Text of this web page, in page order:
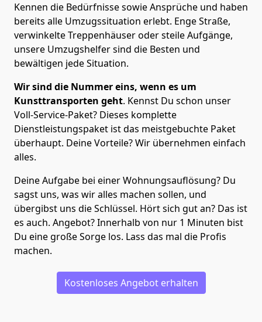
Kennen die Bedürfnisse sowie Ansprüche und haben
bereits alle Umzugssituation erlebt. Enge Straße,
verwinkelte Treppenhäuser oder steile Aufgänge,
unsere Umzugshelfer sind die Besten und
bewältigen jede Situation.
Wir sind die Nummer eins, wenn es um
Kunsttransporten geht. Kennst Du schon unser
Voll-Service-Paket? Dieses komplette
Dienstleistungspaket ist das meistgebuchte Paket
überhaupt. Deine Vorteile? Wir übernehmen einfach
alles.
Deine Aufgabe bei einer Wohnungsauflösung? Du
sagst uns, was wir alles machen sollen, und
übergibst uns die Schlüssel. Hört sich gut an? Das ist
es auch. Angebot? Innerhalb von nur 1 Minuten bist
Du eine große Sorge los. Lass das mal die Profis
machen.
Kostenloses Angebot erhalten